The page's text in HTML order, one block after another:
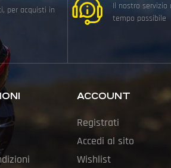
per acquisti in
Il nostro
tempo possibile
ACCOUNT
Registrati
Accedi al sito
Wishlist